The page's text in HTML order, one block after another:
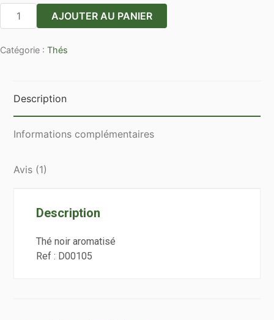
quantité
Erh
AJOUTER AU PANIER
Catégorie : Thés
Description
Informations complémentaires
Avis (1)
Description
Thé noir aromatisé
Ref : D00105